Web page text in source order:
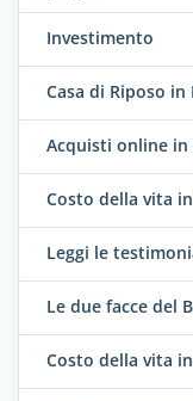
Investimento
Casa di Riposo in
Acquisti online in
Costo della vita
Leggi le
Le due facce del
Costo della vita